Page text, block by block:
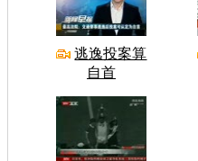
逃逸投案算
自首